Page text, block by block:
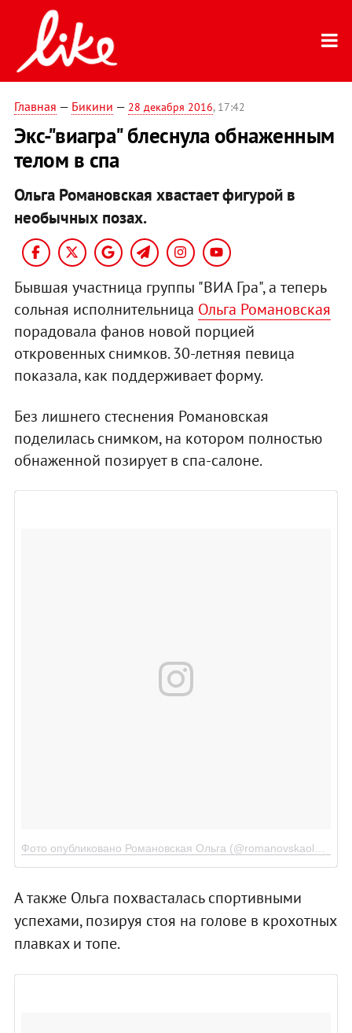
Главная — Бикини — 28 декабря 2016, 17:42
Экс-"виагра" блеснула обнаженным
телом в спа
Ольга Романовская хвастает фигурой в
необычных позах.
Бывшая участница группы "ВИА Гра", а теперь
сольная исполнительница Ольга Романовская
порадовала фанов новой порцией
откровенных снимков. 30-летняя певица
показала, как поддерживает форму.
Без лишнего стеснения Романовская
поделилась снимком, на котором полностью
обнаженной позирует в спа-салоне.
Фото опубликовано Романовская Ольга (@romanovskaolga)
А также Ольга похвасталась спортивными
успехами, позируя стоя на голове в крохотных
плавках и топе.